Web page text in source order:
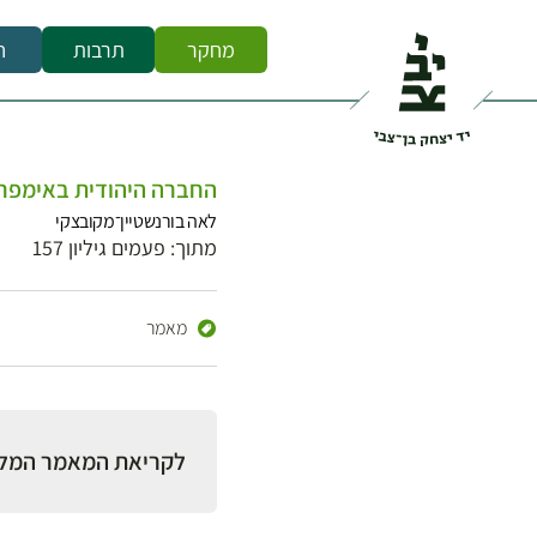
מחקר תרבות
החברה היהודית
לאה בורנשטיין־מקובצקי
מתוך: פעמים גיליון 157
מאמר
לקריאת המאמר